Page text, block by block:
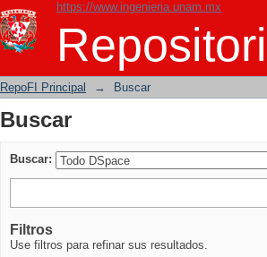
https://www.ingenieria.unam.mx
Buscar
RepoFI Principal → Buscar
Buscar
Buscar:
Filtros
Use filtros para refinar sus resultados.